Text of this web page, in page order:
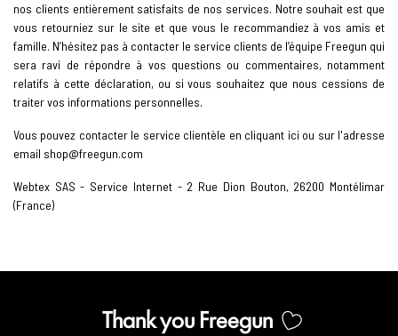
nos clients entièrement satisfaits de nos services. Notre souhait est que
vous retourniez sur le site et que vous le recommandiez à vos amis et
famille. N’hésitez pas à contacter le service clients de l’équipe Freegun qui
sera ravi de répondre à vos questions ou commentaires, notamment
relatifs à cette déclaration, ou si vous souhaitez que nous cessions de
traiter vos informations personnelles.
Vous pouvez contacter le service clientèle en cliquant ici ou sur l'adresse
email shop@freegun.com
Webtex SAS - Service Internet - 2 Rue Dion Bouton, 26200 Montélimar
(France)
Thank you Freegun